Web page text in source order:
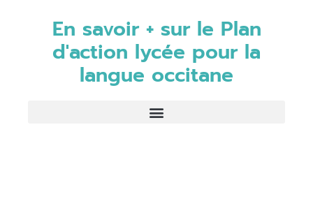
En savoir + sur le Plan
d'action lycée pour la
langue occitane